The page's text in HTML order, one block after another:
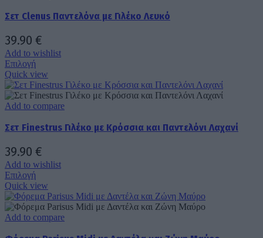
Οι
μπορούν
να
επιλεγούν
στη
σελίδα
του
προϊόντος
Σετ Clenus Παντελόνα με Γιλέκο Λευκό
39.90 €
Add to wishlist
Επιλογή
το
προϊόν
έχει
πολλαπλές
Οι
μπορούν
να
επιλεγούν
στη
σελίδα
του
προϊόντος
Quick view
Add to compare
Σετ Finestrus Γιλέκο με Κρόσσια και Παντελόνι Λαχανί
39.90 €
Add to wishlist
Επιλογή
το
προϊόν
έχει
πολλαπλές
Quick view
Add to compare